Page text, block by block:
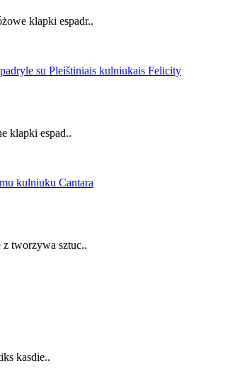
klapki espadr..
klapki espad..
z tworzywa sztuc..
kasdie..